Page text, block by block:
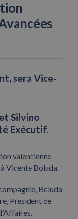
sera Vice-
Silvino
Exécutif.
valencienne
Vicente Boluda.
Boluda
Président de